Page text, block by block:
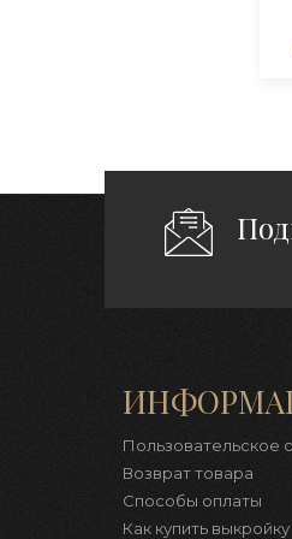
Пользовательское
Возврат товара
Способы оплаты
Как купить выкройку